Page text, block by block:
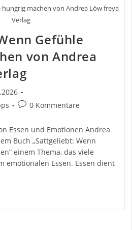
machen von Andrea Löw freya
Verlag
Gefühle
von Andrea
Beitrags-
0 Kommentare
Essen und Emotionen Andrea
Buch „Sattgeliebt: Wenn
einem Thema, das viele
emotionalen Essen. Essen dient